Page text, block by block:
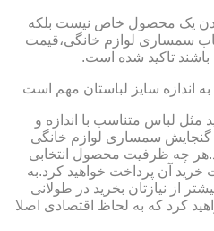
یک محصول خاص نیست بلکه
سمساری لوازم خانگی،قیمت
باشند تاکید شده است.
اندازه سایز لباستان مهم است
مثل لباس متناسب با اندازه و
گنجایش سمساری لوازم خانگی
چه ظرفیت محصول انتخابی
خرید آن پرداخت خواهید کرد.به
از نیازتان بخرید در طولانی
کرد که به لحاظ اقتصادی اصلا